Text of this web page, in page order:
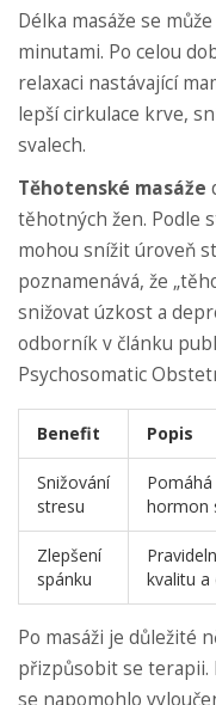
Délka masáže se
minutami. Po celou
relaxaci nastávající
lepší cirkulace krve,
svalech.
Těhotenské masáže
těhotných žen. Podle
mohou snížit úroveň
poznamenává, že
snižovat úzkost a
odborník v článku
Psychosomatic
Benefit Popis
Snižování
stresu
hormon
Zlepšení
spánku
kvalitu a
Po masáži je důležité
přizpůsobit se terapii.
se napomohlo